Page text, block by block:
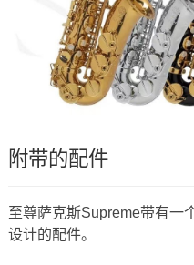
附带的配件
至尊萨克斯Supreme带有一
设计的配件。